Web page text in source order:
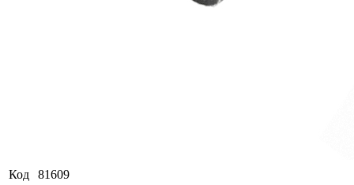
Код
81609